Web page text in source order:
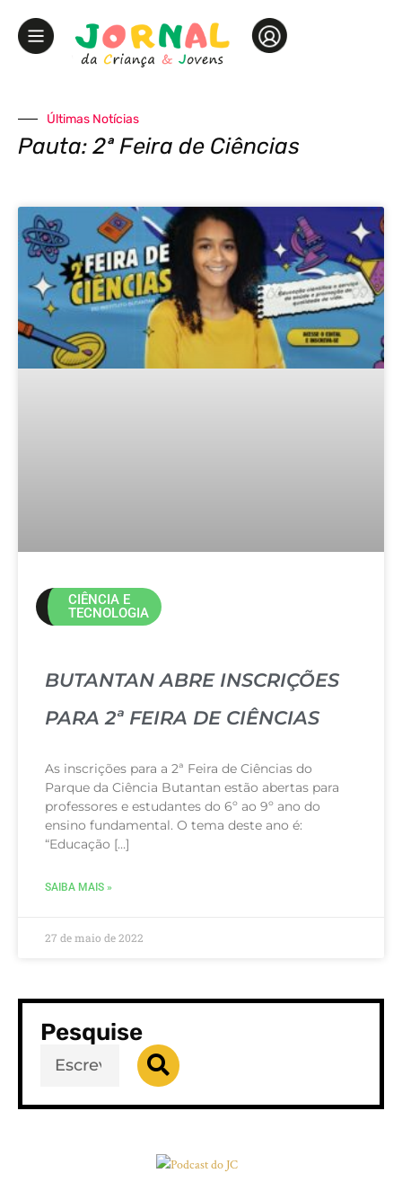
Últimas Notícias
Pauta: 2ª Feira de Ciências
CIÊNCIA E
TECNOLOGIA
BUTANTAN ABRE INSCRIÇÕES
PARA 2ª FEIRA DE CIÊNCIAS
As inscrições para a 2ª Feira de Ciências do
Parque da Ciência Butantan estão abertas para
professores e estudantes do 6º ao 9º ano do
ensino fundamental. O tema deste ano é:
“Educação […]
SAIBA MAIS »
27 de maio de 2022
Pesquise